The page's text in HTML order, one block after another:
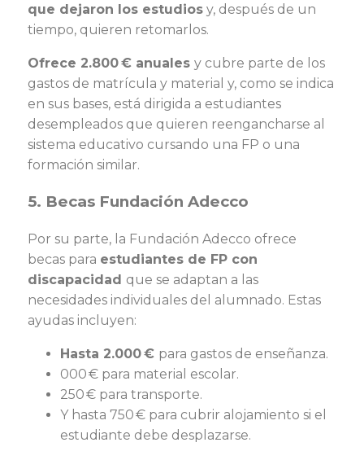
que dejaron los estudios y, después de un
tiempo, quieren retomarlos.
Ofrece 2.800 € anuales y cubre parte de los
gastos de matrícula y material y, como se indica
en sus bases, está dirigida a estudiantes
desempleados que quieren reengancharse al
sistema educativo cursando una FP o una
formación similar.
5. Becas Fundación Adecco
Por su parte, la Fundación Adecco ofrece
becas para estudiantes de FP con
discapacidad que se adaptan a las
necesidades individuales del alumnado. Estas
ayudas incluyen:
Hasta 2.000 € para gastos de enseñanza.
000 € para material escolar.
250 € para transporte.
Y hasta 750 € para cubrir alojamiento si el
estudiante debe desplazarse.